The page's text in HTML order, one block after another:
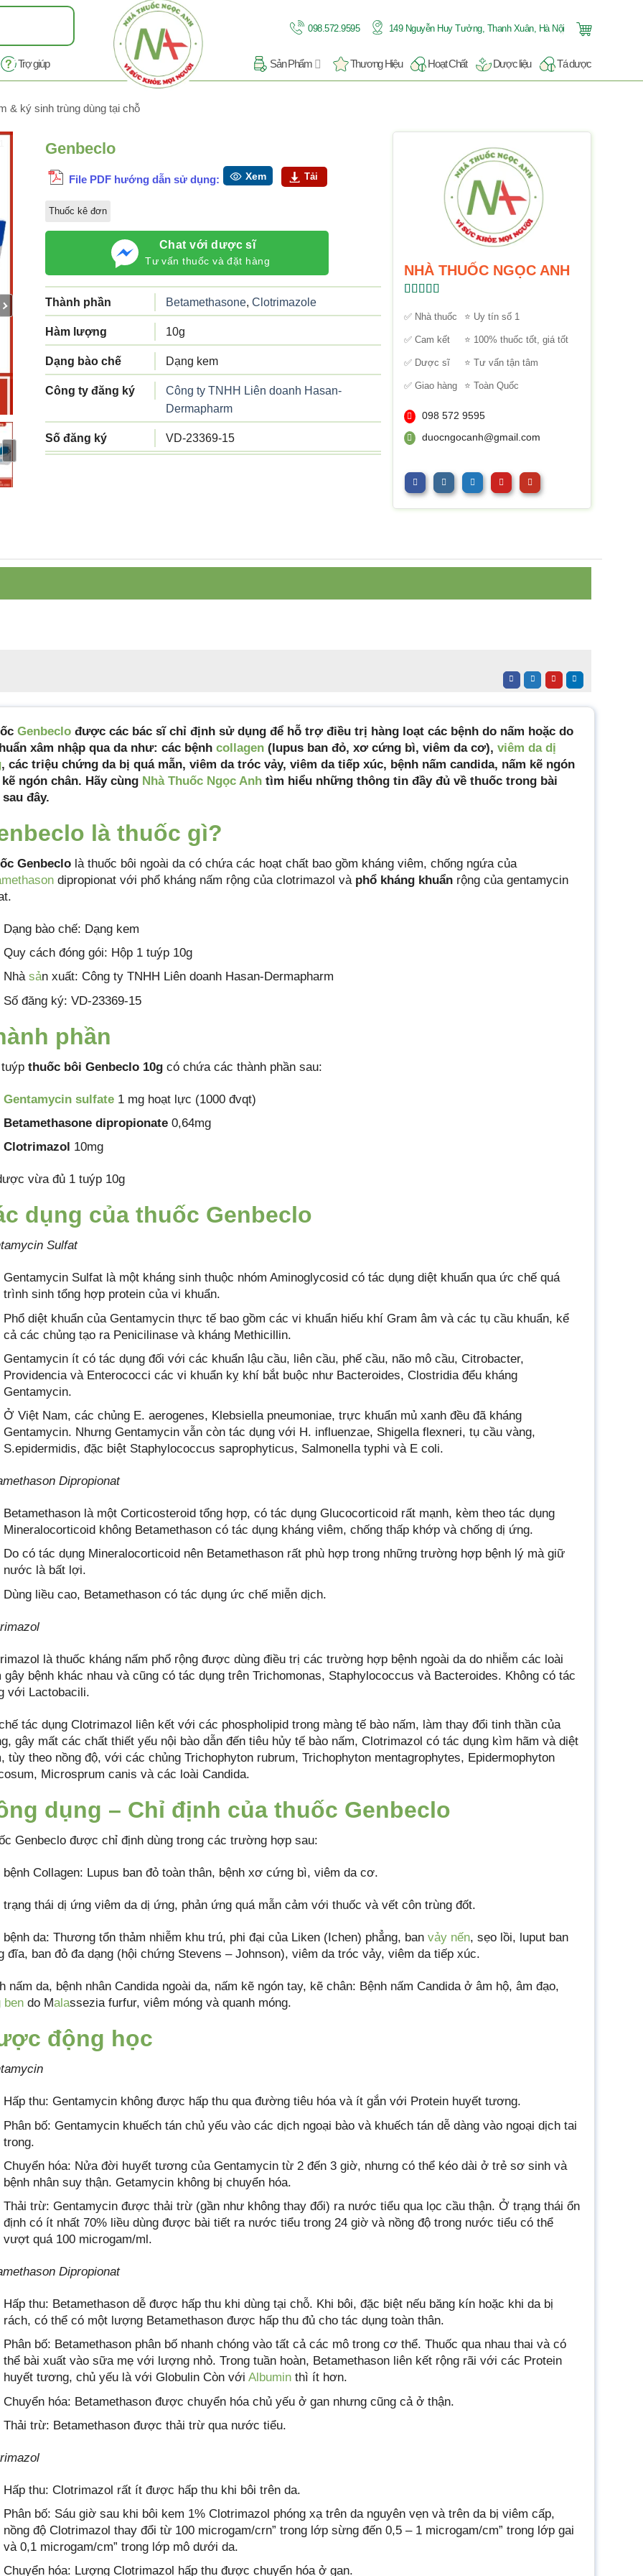
098.572.9595 149 Nguyễn Huy Tưởng, Thanh Xuân, Hà Nội
Trợ giúp Sản Phẩm Thương Hiệu Hoạt Chất Dược liệu Tá dược
& ký sinh trùng dùng tại chỗ
Chat với dược sĩ
Tư vấn thuốc và đặt hàng
Genbeclo
File PDF hướng dẫn sử dụng: Xem Tải
Thuốc kê đơn
Thành phần Betamethasone,Clotrimazole
Hàm lượng 10g
Dạng bào chế Dạng kem
Công ty đăng ký
Công ty TNHH Liên doanh Hasan-
Dermapharm
Số đăng ký VD-23369-15
NHÀ THUỐC NGỌC ANH
hạng5.005
✅ Nhà thuốc ⭐ Uy tín số 1
✅ Cam kết ⭐ 100% thuốc tốt, giá tốt
✅ Dược sĩ ⭐ Tư vấn tận tâm
✅ Giao hàng ⭐ Toàn Quốc
098 572 9595
duocngocanh@gmail.com
Genbeclo được các bác sĩ chỉ định sử dụng để hỗ trợ điều trị hàng loạt các bệnh do nấm hoặc do
xâm nhập qua da như: các bệnh collagen (lupus ban đỏ, xơ cứng bì, viêm da cơ), viêm da dị
, các triệu chứng da bị quá mẫn, viêm da tróc vảy, viêm da tiếp xúc, bệnh nấm candida, nấm kẽ ngón
ngón chân. Hãy cùng Nhà Thuốc Ngọc Anh tìm hiểu những thông tin đầy đủ về thuốc trong bài
đây.
là thuốc gì?
Genbeclo là thuốc bôi ngoài da có chứa các hoạt chất bao gồm kháng viêm, chống ngứa của
dipropionat với phổ kháng nấm rộng của clotrimazol và phổ kháng khuẩn rộng của gentamycin
Dạng bào chế: Dạng kem
Quy cách đóng gói: Hộp 1 tuýp 10g
Nhà sản xuất: Công ty TNHH Liên doanh Hasan-Dermapharm
Số đăng ký: VD-23369-15
phần
thuốc bôi Genbeclo 10g có chứa các thành phần sau:
Gentamycin sulfate 1 mg hoạt lực (1000 đvqt)
Betamethasone dipropionate 0,64mg
Clotrimazol 10mg
vừa đủ 1 tuýp 10g
dụng của thuốc Genbeclo
Sulfat
Gentamycin Sulfat là một kháng sinh thuộc nhóm Aminoglycosid có tác dụng diệt khuẩn qua ức chế quá
trình sinh tổng hợp protein của vi khuẩn.
Phổ diệt khuẩn của Gentamycin thực tế bao gồm các vi khuẩn hiếu khí Gram âm và các tụ cầu khuẩn, kể
cả các chủng tạo ra Penicilinase và kháng Methicillin.
Gentamycin ít có tác dụng đối với các khuẩn lậu cầu, liên cầu, phế cầu, não mô cầu, Citrobacter,
Providencia và Enterococci các vi khuẩn kỵ khí bắt buộc như Bacteroides, Clostridia đểu kháng
Gentamycin.
Ở Việt Nam, các chủng E. aerogenes, Klebsiella pneumoniae, trực khuẩn mủ xanh đều đã kháng
Gentamycin. Nhưng Gentamycin vẫn còn tác dụng với H. influenzae, Shigella flexneri, tụ cầu vàng,
S.epidermidis, đặc biệt Staphylococcus saprophyticus, Salmonella typhi và E coli.
Dipropionat
Betamethason là một Corticosteroid tổng hợp, có tác dụng Glucocorticoid rất mạnh, kèm theo tác dụng
Mineralocorticoid không Betamethason có tác dụng kháng viêm, chống thấp khớp và chống dị ứng.
Do có tác dụng Mineralocorticoid nên Betamethason rất phù hợp trong những trường hợp bệnh lý mà giữ
nước là bất lợi.
Dùng liều cao, Betamethason có tác dụng ức chế miễn dịch.
là thuốc kháng nấm phổ rộng được dùng điều trị các trường hợp bệnh ngoài da do nhiễm các loài
gây bệnh khác nhau và cũng có tác dụng trên Trichomonas, Staphylococcus và Bacteroides. Không có tác
với Lactobacili.
tác dụng Clotrimazol liên kết với các phospholipid trong màng tế bào nấm, làm thay đổi tinh thần của
gây mất các chất thiết yếu nội bào dẫn đến tiêu hủy tế bào nấm, Clotrimazol có tác dụng kìm hãm và diệt
tùy theo nồng độ, với các chủng Trichophyton rubrum, Trichophyton mentagrophytes, Epidermophyton
Microsprum canis và các loài Candida.
dụng – Chỉ định của thuốc Genbeclo
Genbeclo được chỉ định dùng trong các trường hợp sau:
bệnh Collagen: Lupus ban đỏ toàn thân, bệnh xơ cứng bì, viêm da cơ.
trạng thái dị ứng viêm da dị ứng, phản ứng quá mẫn cảm với thuốc và vết côn trùng đốt.
bệnh da: Thương tổn thảm nhiễm khu trú, phi đại của Liken (Ichen) phẳng, ban vảy nến, sẹo lồi, luput ban
đĩa, ban đỏ đa dạng (hội chứng Stevens – Johnson), viêm da tróc vảy, viêm da tiếp xúc.
nấm da, bệnh nhân Candida ngoài da, nấm kẽ ngón tay, kẽ chân: Bệnh nấm Candida ở âm hộ, âm đạo,
ben do Malassezia furfur, viêm móng và quanh móng.
động học
Hấp thu: Gentamycin không được hấp thu qua đường tiêu hóa và ít gắn với Protein huyết tương.
Phân bố: Gentamycin khuếch tán chủ yếu vào các dịch ngoại bào và khuếch tán dễ dàng vào ngoại dịch tai
trong.
Chuyển hóa: Nửa đời huyết tương của Gentamycin từ 2 đến 3 giờ, nhưng có thể kéo dài ở trẻ sơ sinh và
bệnh nhân suy thận. Getamycin không bị chuyển hóa.
Thải trừ: Gentamycin được thải trừ (gần như không thay đổi) ra nước tiểu qua lọc cầu thận. Ở trạng thái ổn
định có ít nhất 70% liều dùng được bài tiết ra nước tiểu trong 24 giờ và nồng độ trong nước tiểu có thể
vượt quá 100 microgam/ml.
Dipropionat
Hấp thu: Betamethason dễ được hấp thu khi dùng tại chỗ. Khi bôi, đặc biệt nếu băng kín hoặc khi da bị
rách, có thể có một lượng Betamethason được hấp thu đủ cho tác dụng toàn thân.
Phân bố: Betamethason phân bố nhanh chóng vào tất cả các mô trong cơ thể. Thuốc qua nhau thai và có
thể bài xuất vào sữa mẹ với lượng nhỏ. Trong tuần hoàn, Betamethason liên kết rộng rãi với các Protein
huyết tương, chủ yếu là với Globulin Còn với Albumin thì ít hơn.
Chuyển hóa: Betamethason được chuyển hóa chủ yếu ở gan nhưng cũng cả ở thận.
Thải trừ: Betamethason được thải trừ qua nước tiểu.
Hấp thu: Clotrimazol rất ít được hấp thu khi bôi trên da.
Phân bố: Sáu giờ sau khi bôi kem 1% Clotrimazol phóng xạ trên da nguyên vẹn và trên da bị viêm cấp,
nồng độ Clotrimazol thay đổi từ 100 microgam/crn” trong lớp sừng đến 0,5 – 1 microgam/cm” trong lớp gai
và 0,1 microgam/cm” trong lớp mô dưới da.
Chuyển hóa: Lượng Clotrimazol hấp thu được chuyển hóa ở gan.